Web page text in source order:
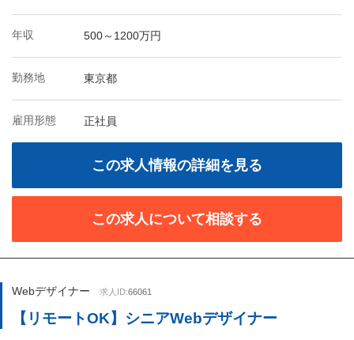
年収 500～1200万円
勤務地 東京都
雇用形態 正社員
この求人情報の詳細を見る
この求人について相談する
Webデザイナー 求人ID:66061
【リモートOK】シニアWebデザイナー